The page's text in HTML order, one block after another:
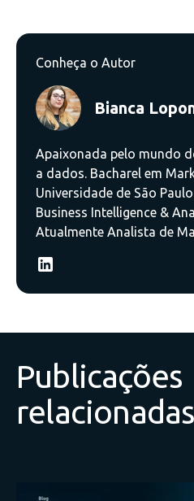
Conheça o Autor
Bianca
Apaixonada pelo mundo
a dados. Bacharel em
Universidade de São
Business Intelligence &
Atualmente Analista de
Publicações
relacionadas